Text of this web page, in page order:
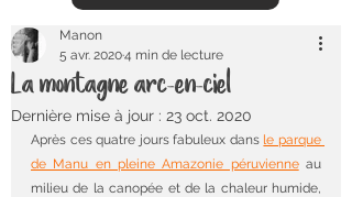
La montagne arc-en-ciel
Manon
5 avr. 20204 min de lecture
Dernière mise à jour : 23 oct. 2020
Après ces quatre jours fabuleux dans le parque
de Manu en pleine Amazonie péruvienne au
milieu de la canopée et de la chaleur humide,